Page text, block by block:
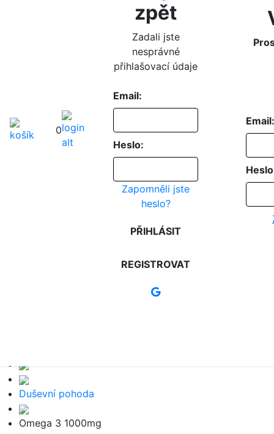
0
zpět
Zadali jste
nesprávné
přihlašovací údaje
Email:
Heslo:
Zapomněli jste
heslo?
PŘIHLÁSIT
REGISTROVAT
Email:
Duševní pohoda
Omega 3 1000mg